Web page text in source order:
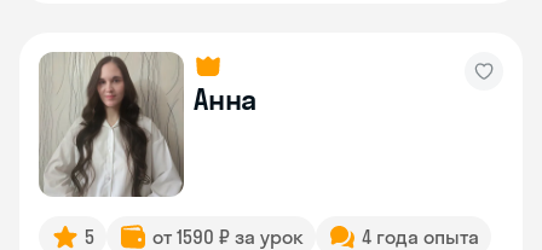
Анна
5 от 1590 ₽ за урок 4 года опыта